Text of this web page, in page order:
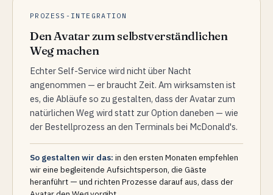
PROZESS-INTEGRATION
Den Avatar zum selbstverständlichen
Weg machen
Echter Self-Service wird nicht über Nacht
angenommen — er braucht Zeit. Am wirksamsten ist
es, die Abläufe so zu gestalten, dass der Avatar zum
natürlichen Weg wird statt zur Option daneben — wie
der Bestellprozess an den Terminals bei McDonald's.
So gestalten wir das: in den ersten Monaten empfehlen
wir eine begleitende Aufsichtsperson, die Gäste
heranführt — und richten Prozesse darauf aus, dass der